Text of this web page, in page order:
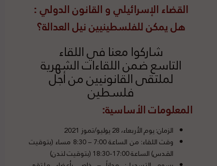
القضاء الإسرائيلي و القانون الدولي :
هل يمكن للفلسطينيين نيل العدالة؟
شاركوا معنا في اللقاء
التاسع ضمن اللقاءات الشهرية
لملتقى القانونيين من أجل
فلسطين
المعلومات الأساسية:
الزمان: يوم الأربعاء، 28 يوليو/تموز 2021
وقت اللقاء: من الساعة 7:00 – 8:30 مساء (بتوقيت
القدس) الساعة 17:00-18:30 (بتوقيت لندن)